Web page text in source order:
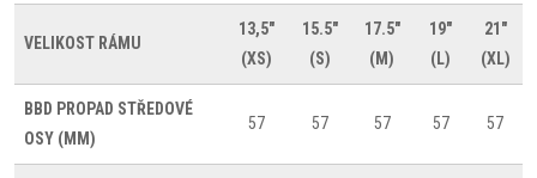
VELIKOST RÁMU
13,5"
(XS)
15.5"
(S)
17.5"
(M)
19"
(L)
21"
(XL)
BBD PROPAD STŘEDOVÉ
OSY (MM)
57 57 57 57 57